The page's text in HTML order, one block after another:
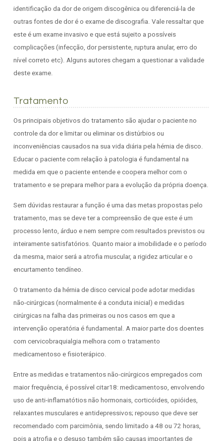
identificação da dor de origem discogênica ou diferenciá-la de
outras fontes de dor é o exame de discografia. Vale ressaltar que
este é um exame invasivo e que está sujeito a possíveis
complicações (infecção, dor persistente, ruptura anular, erro do
nível correto etc). Alguns autores chegam a questionar a validade
deste exame.
Tratamento
Os principais objetivos do tratamento são ajudar o paciente no
controle da dor e limitar ou eliminar os distúrbios ou
inconveniências causados na sua vida diária pela hérnia de disco.
Educar o paciente com relação à patologia é fundamental na
medida em que o paciente entende e coopera melhor com o
tratamento e se prepara melhor para a evolução da própria doença.
Sem dúvidas restaurar a função é uma das metas propostas pelo
tratamento, mas se deve ter a compreensão de que este é um
processo lento, árduo e nem sempre com resultados previstos ou
inteiramente satisfatórios. Quanto maior a imobilidade e o período
da mesma, maior será a atrofia muscular, a rigidez articular e o
encurtamento tendíneo.
O tratamento da hérnia de disco cervical pode adotar medidas
não-cirúrgicas (normalmente é a conduta inicial) e medidas
cirúrgicas na falha das primeiras ou nos casos em que a
intervenção operatória é fundamental. A maior parte dos doentes
com cervicobraquialgia melhora com o tratamento
medicamentoso e fisioterápico.
Entre as medidas e tratamentos não-cirúrgicos empregados com
maior frequência, é possível citar18: medicamentoso, envolvendo
uso de anti-inflamatótios não hormonais, corticóides, opióides,
relaxantes musculares e antidepressivos; repouso que deve ser
recomendado com parcimônia, sendo limitado a 48 ou 72 horas,
pois a atrofia e o desuso também são causas importantes de